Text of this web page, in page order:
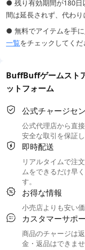
● 残り有効期間が180日
間は延長されず、代わり
● 無料でアイテムを手
一覧をチェックしてくだ
BuffBuffゲームスト
ットフォーム
公式チャージセ
公式代理店から直
安全な取引を保証し
即時配送
リアルタイムで注
ムをできるだけ早
す。
お得な情報
小売店よりも安い
カスタマーサポ
商品のチャージは
金・返品はできま